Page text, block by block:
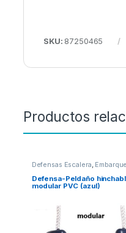
SKU: 87250465
Productos
Defensas Escalera, Embarque
Defensa-Peldaño
modular PVC (azul)